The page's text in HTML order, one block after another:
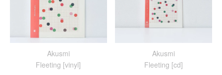
Akusmi
Fleeting [vinyl]
Akusmi
Fleeting [cd]